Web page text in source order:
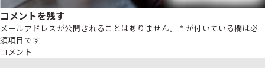
コメントを残す
メールアドレスが公開されることはありません。 * が付いている欄は必
須項目です
コメント